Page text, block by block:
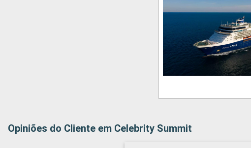
Opiniões do Cliente em Celebrity Summit